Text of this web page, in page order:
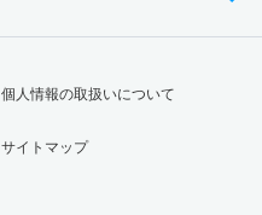
個人情報の取扱いについて
サイトマップ